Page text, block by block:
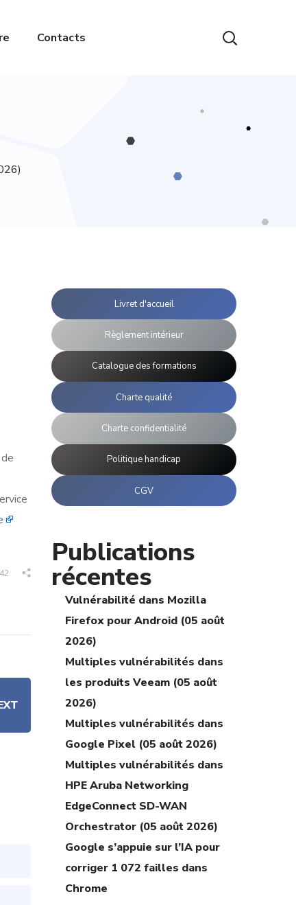
Contacts
42
Livret d'accueil
Règlement intérieur
Catalogue des formations
Charte qualité
Charte confidentialité
Politique handicap
CGV
Publications
récentes
Vulnérabilité dans Mozilla
Firefox pour Android (05 août
2026)
Multiples vulnérabilités dans
les produits Veeam (05 août
2026)
Multiples vulnérabilités dans
Google Pixel (05 août 2026)
Multiples vulnérabilités dans
HPE Aruba Networking
EdgeConnect SD-WAN
Orchestrator (05 août 2026)
Google s’appuie sur l’IA pour
corriger 1 072 failles dans
Chrome